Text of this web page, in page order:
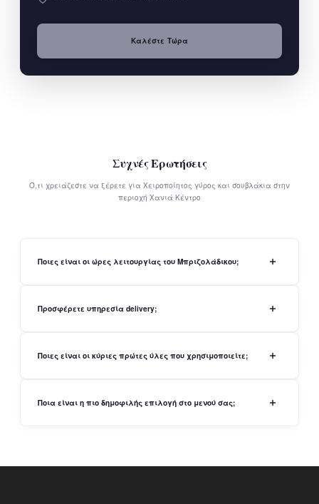
Καλέστε Τώρα
Συχνές Ερωτήσεις
Ό,τι χρειάζεστε να ξέρετε για Χειροποίητος γύρος και σουβλάκια στην
περιοχή Χανιά Κέντρο
Ποιες είναι οι ώρες λειτουργίας του Μπριζολάδικου;
Προσφέρετε υπηρεσία delivery;
Ποιες είναι οι κύριες πρώτες ύλες που χρησιμοποιείτε;
Ποια είναι η πιο δημοφιλής επιλογή στο μενού σας;